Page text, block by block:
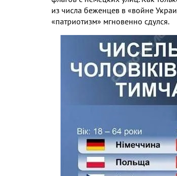
из числа беженцев в «войне
«патриотизм» мгновенно сдулся.